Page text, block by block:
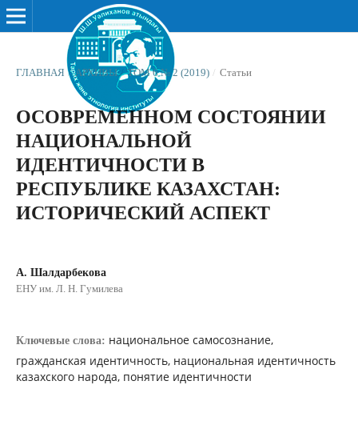
ГЛАВНАЯ / АРХИВЫ / ТОМ 6 № 2 (2019) / Статьи
ОСОВРЕМЕННОМ СОСТОЯНИИ
НАЦИОНАЛЬНОЙ
ИДЕНТИЧНОСТИ В
РЕСПУБЛИКЕ КАЗАХСТАН:
ИСТОРИЧЕСКИЙ АСПЕКТ
А. Шалдарбекова
ЕНУ им. Л. Н. Гумилева
Ключевые слова: национальное самосознание,
гражданская идентичность, национальная идентичность
казахского народа, понятие идентичности